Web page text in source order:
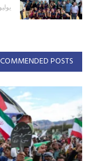
يوليو 3,
POSTS